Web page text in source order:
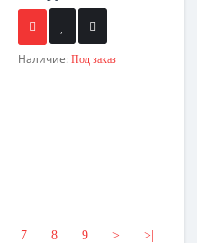
Наличие: Под заказ
7 8 9 > >|